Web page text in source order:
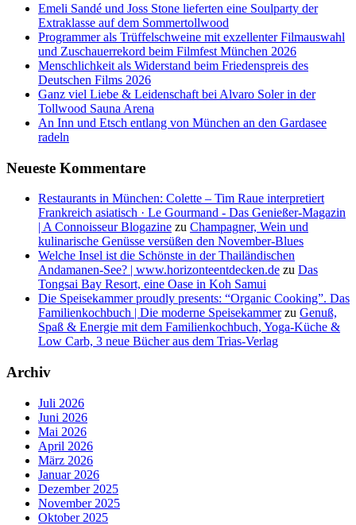
Emeli Sandé und Joss Stone lieferten eine Soulparty der
Extraklasse auf dem Sommertollwood
Programmer als Trüffelschweine mit exzellenter Filmauswahl
und Zuschauerrekord beim Filmfest München 2026
Menschlichkeit als Widerstand beim Friedenspreis des
Deutschen Films 2026
Ganz viel Liebe & Leidenschaft bei Alvaro Soler in der
Tollwood Sauna Arena
An Inn und Etsch entlang von München an den Gardasee
radeln
Neueste Kommentare
Restaurants in München: Colette – Tim Raue interpretiert
Frankreich asiatisch · Le Gourmand - Das Genießer-Magazin
| A Connoisseur Blogazine zu Champagner, Wein und
kulinarische Genüsse versüßen den November-Blues
Welche Insel ist die Schönste in der Thailändischen
Andamanen-See? | www.horizonteentdecken.de zu Das
Tongsai Bay Resort, eine Oase in Koh Samui
Die Speisekammer proudly presents: “Organic Cooking”. Das
Familienkochbuch | Die moderne Speisekammerzu Genuß,
Spaß & Energie mit dem Familienkochbuch, Yoga-Küche &
Low Carb, 3 neue Bücher aus dem Trias-Verlag
Archiv
Juli 2026
Juni 2026
Mai 2026
April 2026
März 2026
Januar 2026
Dezember 2025
November 2025
Oktober 2025